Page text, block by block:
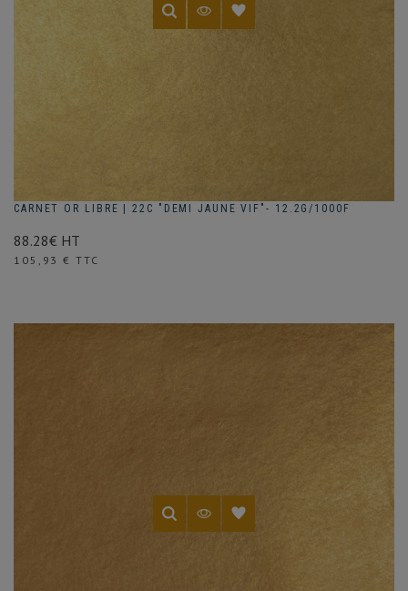
CARNET OR LIBRE | 22C "DEMI JAUNE VIF"- 12.2G/1000F
88.28€ HT
Prix
105,93 € TTC